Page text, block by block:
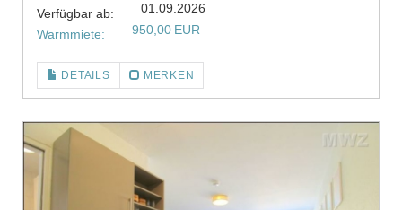
Verfügbar ab:
01.09.2026
Warmmiete:
950,00 EUR
DETAILS MERKEN